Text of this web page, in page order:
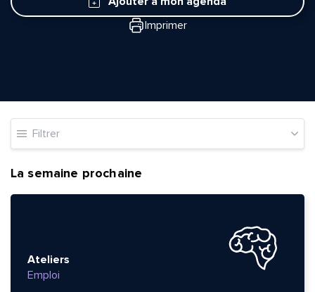
Imprimer
Filtrer
La semaine prochaine
Ateliers
Emploi